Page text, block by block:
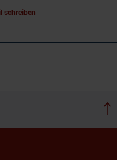
schreiben